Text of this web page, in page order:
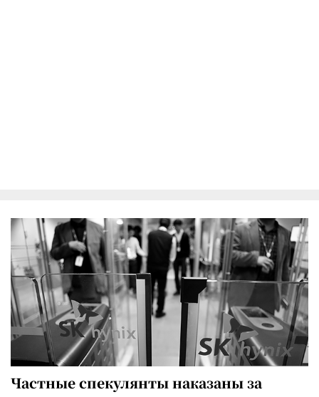
Частные спекулянты наказаны за